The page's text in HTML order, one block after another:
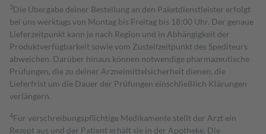
3Die Übergabe deiner Bestellung an den Paketdienstleister erfolgt
bei uns werktags von Montag bis Freitag bis 18:00 Uhr. Der genaue
Lieferzeitpunkt kann je nach Region und in Abhängigkeit der
Produktverfügbarkeit sowie vom Zustellzeitpunkt des Spediteurs
abweichen. Darüber hinaus können notwendige pharmazeutische
Prüfungen, die zu deiner Arzneimittelsicherheit dienen, die
Lieferfrist um die Dauer der Prüfungen einschließlich Klärungen
verlängern.
4Für verschreibungspflichtige Medikamente stellt der Arzt ein
Rezept aus und der Patient erhält sie in der Apotheke. Die